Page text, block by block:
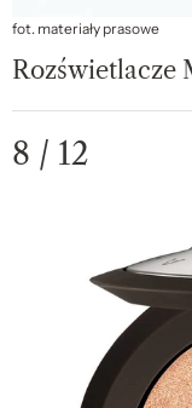
fot. materiały prasowe
Rozświetlacze
8 / 12